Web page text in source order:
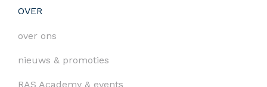
OVER
over ons
nieuws & promoties
RAS Academy & events